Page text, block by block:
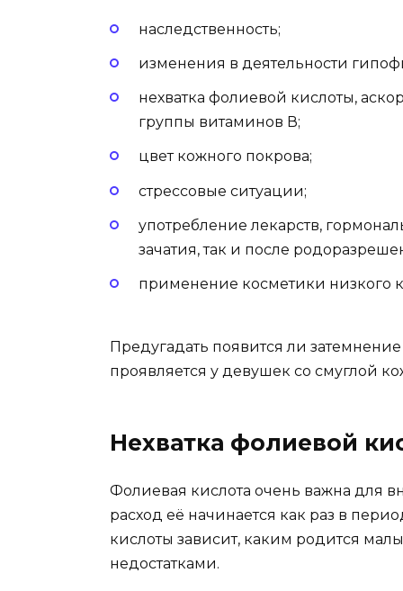
наследственность;
изменения в деятельности
нехватка фолиевой кислоты,
группы витаминов В;
цвет кожного покрова;
стрессовые ситуации;
употребление лекарств,
зачатия, так и после
применение косметики низкого
Предугадать появится ли
проявляется у девушек со смуглой
Нехватка фолиевой
Фолиевая кислота очень важна для
расход её начинается как раз в
кислоты зависит, каким родится
недостатками.